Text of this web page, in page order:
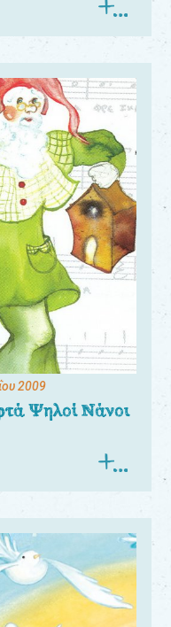
2009
Ψηλοί Νάνοι